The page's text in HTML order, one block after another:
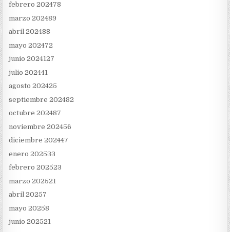
febrero 202478
marzo 202489
abril 202488
mayo 202472
junio 2024127
julio 202441
agosto 202425
septiembre 202482
octubre 202487
noviembre 202456
diciembre 202447
enero 202533
febrero 202523
marzo 202521
abril 20257
mayo 20258
junio 202521